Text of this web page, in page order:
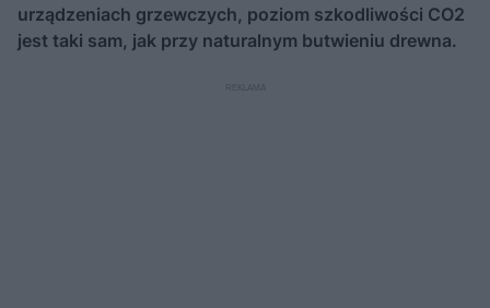
urządzeniach grzewczych, poziom szkodliwości CO2
jest taki sam, jak przy naturalnym butwieniu drewna.